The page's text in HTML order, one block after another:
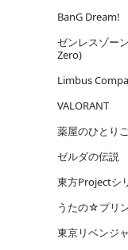
BanG Dream!
ゼンレスゾー
Zero)
Limbus
VALORANT
薬屋のひとり
ゼルダの伝説
東方Projectシ
うたの☆プリ
東京リベンジ